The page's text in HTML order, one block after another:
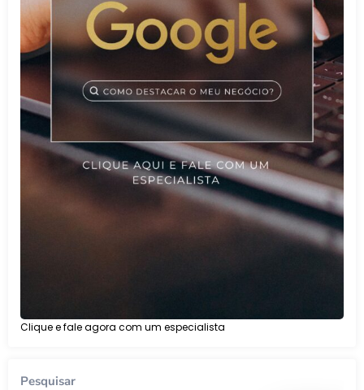
Clique e fale agora com um especialista
Pesquisar